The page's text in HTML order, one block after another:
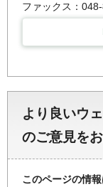
ファックス：
より良いウ
のご意見を
このページの情